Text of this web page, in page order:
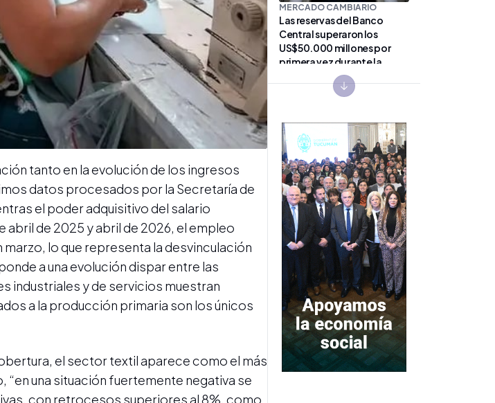
tanto en la evolución de los ingresos
datos procesados por la Secretaría de
el poder adquisitivo del salario
de 2025 y abril de 2026, el empleo
lo que representa la desvinculación
a una evolución dispar entre las
industriales y de servicios muestran
a la producción primaria son los únicos
el sector textil aparece como el más
una situación fuertemente negativa se
con retrocesos superiores al 8%, como
MERCADO CAMBIARIO
Las reservas del Banco
Central superaron los
US$50.000 millones por
primera vez durante la
gestión de Milei
MERCADOS
Los activos argentinos
cerraron en baja, el riesgo
país volvió a superar los 425
puntos y las reservas del
BCRA alcanzaron un nuevo
máximo desde 2019
Next slide